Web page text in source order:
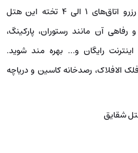
شقایق خرم آباد اختصاص دارد. با رزرو اتاق‌های ۱ الی ۴ تخته این هتل
رفاهی آن مانند رستوران، پارکینگ،
رایگان و… بهره مند شوید.
الافلاک، رصدخانه کاسین و دریاچه
شقایق